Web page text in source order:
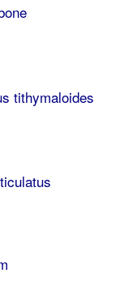
tithymaloides